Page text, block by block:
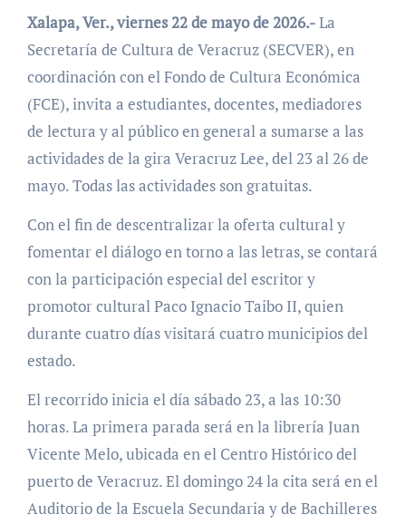
Xalapa, Ver., viernes 22 de mayo de 2026.-La
Secretaría de Cultura de Veracruz (SECVER), en
coordinación con el Fondo de Cultura Económica
(FCE), invita a estudiantes, docentes, mediadores
de lectura y al público en general a sumarse a las
actividades de la gira Veracruz Lee, del 23 al 26 de
mayo. Todas las actividades son gratuitas.
Con el fin de descentralizar la oferta cultural y
fomentar el diálogo en torno a las letras, se contará
con la participación especial del escritor y
promotor cultural Paco Ignacio Taibo II, quien
durante cuatro días visitará cuatro municipios del
estado.
El recorrido inicia el día sábado 23, a las 10:30
horas. La primera parada será en la librería Juan
Vicente Melo, ubicada en el Centro Histórico del
puerto de Veracruz. El domingo 24 la cita será en el
Auditorio de la Escuela Secundaria y de Bachilleres